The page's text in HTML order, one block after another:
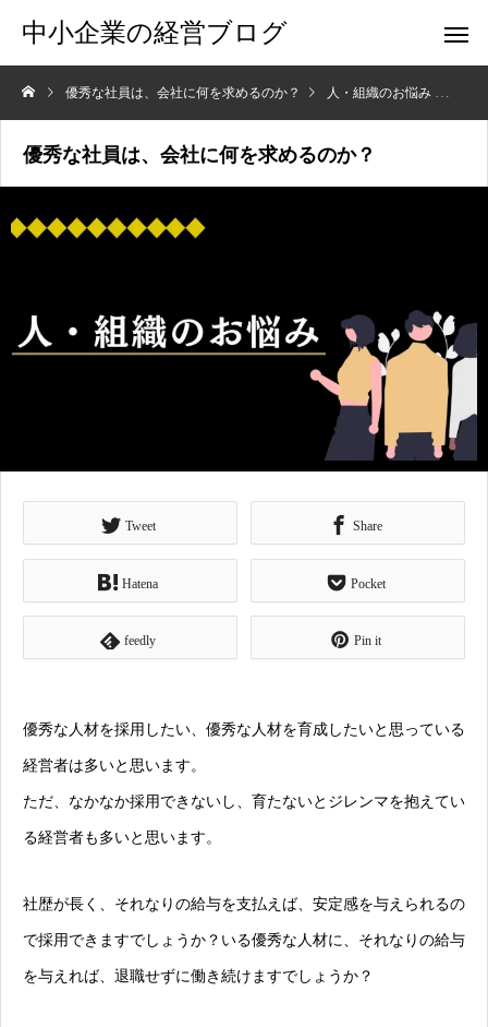
中小企業の経営ブログ
優秀な社員は、会社に何を求めるのか？ 人・組織のお悩み
優秀な社員は、会社に何を求めるのか？
Tweet Share
Hatena Pocket
feedly Pin it
優秀な人材を採用したい、優秀な人材を育成したいと思っている
経営者は多いと思います。
ただ、なかなか採用できないし、育たないとジレンマを抱えてい
る経営者も多いと思います。
社歴が長く、それなりの給与を支払えば、安定感を与えられるの
で採用できますでしょうか？いる優秀な人材に、それなりの給与
を与えれば、退職せずに働き続けますでしょうか？